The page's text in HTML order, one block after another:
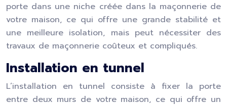
porte dans une niche créée dans la maçonnerie de
votre maison, ce qui offre une grande stabilité et
une meilleure isolation, mais peut nécessiter des
travaux de maçonnerie coûteux et compliqués.
Installation en tunnel
L’installation en tunnel consiste à fixer la porte
entre deux murs de votre maison, ce qui offre un